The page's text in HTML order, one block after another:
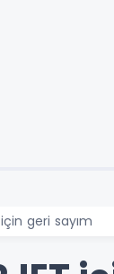
geri sayım